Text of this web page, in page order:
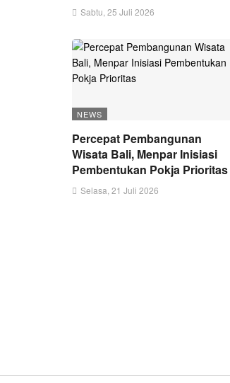
Sabtu, 25 Juli 2026
NEWS
Percepat Pembangunan
Wisata Bali, Menpar Inisiasi
Pembentukan Pokja Prioritas
Selasa, 21 Juli 2026